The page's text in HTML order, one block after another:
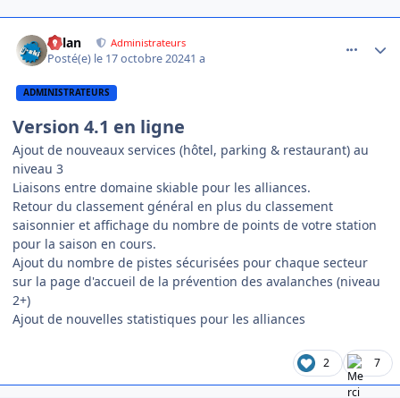
dylan Administrateurs
Posté(e) le 17 octobre 20241 a
ADMINISTRATEURS
Version 4.1 en ligne
Ajout de nouveaux services (hôtel, parking & restaurant) au
niveau 3
Liaisons entre domaine skiable pour les alliances.
Retour du classement général en plus du classement
saisonnier et affichage du nombre de points de votre station
pour la saison en cours.
Ajout du nombre de pistes sécurisées pour chaque secteur
sur la page d'accueil de la prévention des avalanches (niveau
2+)
Ajout de nouvelles statistiques pour les alliances
2 7